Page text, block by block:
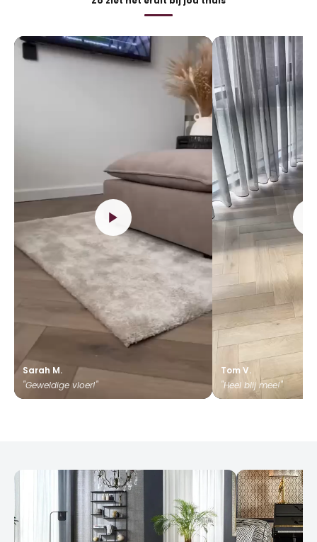
Sarah M.
"Geweldige vloer!"
Tom V.
"Heel blij mee!"